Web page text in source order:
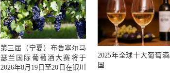
第三届（宁夏）布鲁塞尔马
瑟兰国际葡萄酒大赛将于
2026年8月19日至20日在银川
2025年全球十大葡萄酒
国